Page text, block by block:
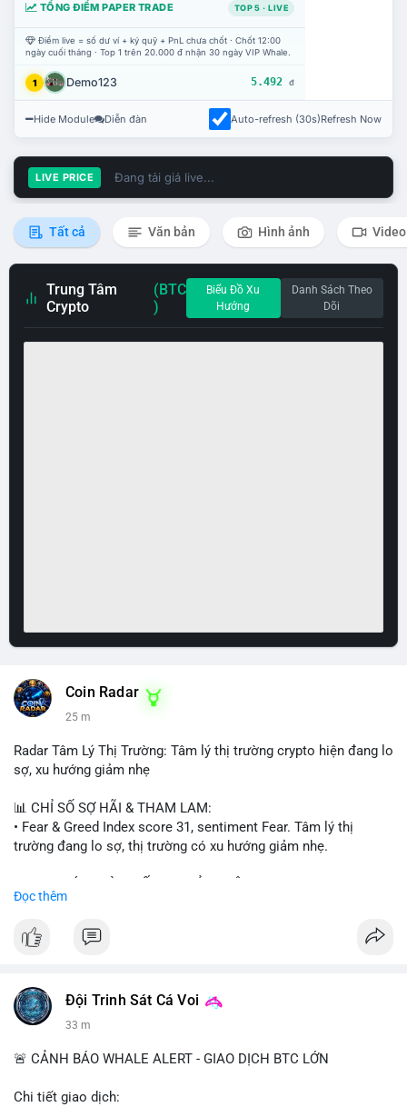
TỔNG ĐIỂM PAPER TRADE TOP 5 · LIVE
Điểm live = số dư ví + ký quỹ + PnL chưa chốt · Chốt 12:00
ngày cuối tháng · Top 1 trên 20.000 đ nhận 30 ngày VIP Whale.
1 Demo123 5.492 đ
Hide Module Diễn đàn Auto-refresh (30s)Refresh Now
LIVE PRICE Đang tải giá live...
Tất cả Văn bản Hình ảnh Video
Trung Tâm
Crypto
(BTC
)
Biểu Đồ Xu
Hướng
Danh Sách Theo
Dõi
Coin Radar
25 m
Radar Tâm Lý Thị Trường: Tâm lý thị trường crypto hiện đang lo
sợ, xu hướng giảm nhẹ
📊 CHỈ SỐ SỢ HÃI & THAM LAM:
• Fear & Greed Index score 31, sentiment Fear. Tâm lý thị
trường đang lo sợ, thị trường có xu hướng giảm nhẹ.
• CoinGecko trending coins: Tutorial, Pudgy Penguins, IoTeX,
• LunarCrush trending topics: Ethereum, Solana, Dogecoin,
crypto interest.
• Telegram CoinTelegraph: xAI release, Cloudflare Kitesurf, EU
• Binance announcements: Apple/IBM dividend via bStocks,
Đọc thêm
Đội Trinh Sát Cá Voi
33 m
🚨 CẢNH BÁO WHALE ALERT - GIAO DỊCH BTC LỚN
Chi tiết giao dịch: